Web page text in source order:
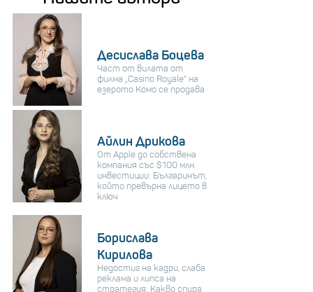
Десислава Боцева
Част от вилата от
филма „Casino Royale“ на
езерото Комо се продава
Айлин Дрикова
От Apple до собствена
компания със $100 млн.
инвестиции: Българинът,
който превърна лицето в
ключ
Борислава
Кирилова
Недостиг на кадри, слаба
реклама и липса на
стратегия: Какво спира